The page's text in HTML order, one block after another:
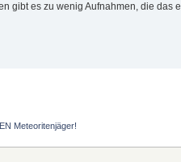
gibt es zu wenig Aufnahmen, die
Meteoritenjäger!